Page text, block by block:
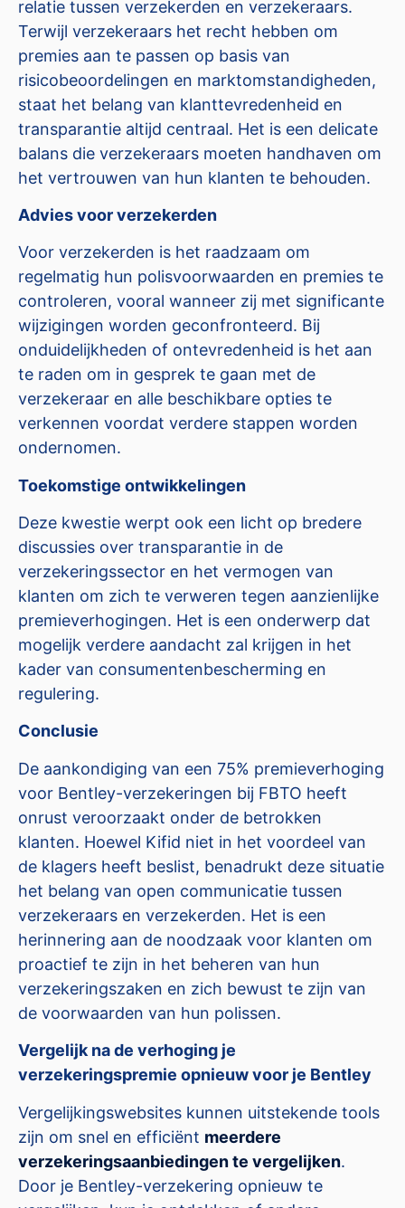
relatie tussen verzekerden en verzekeraars.
Terwijl verzekeraars het recht hebben om
premies aan te passen op basis van
risicobeoordelingen en marktomstandigheden,
staat het belang van klanttevredenheid en
transparantie altijd centraal. Het is een delicate
balans die verzekeraars moeten handhaven om
het vertrouwen van hun klanten te behouden.
Advies voor verzekerden
Voor verzekerden is het raadzaam om
regelmatig hun polisvoorwaarden en premies te
controleren, vooral wanneer zij met significante
wijzigingen worden geconfronteerd. Bij
onduidelijkheden of ontevredenheid is het aan
te raden om in gesprek te gaan met de
verzekeraar en alle beschikbare opties te
verkennen voordat verdere stappen worden
ondernomen.
Toekomstige ontwikkelingen
Deze kwestie werpt ook een licht op bredere
discussies over transparantie in de
verzekeringssector en het vermogen van
klanten om zich te verweren tegen aanzienlijke
premieverhogingen. Het is een onderwerp dat
mogelijk verdere aandacht zal krijgen in het
kader van consumentenbescherming en
regulering.
Conclusie
De aankondiging van een 75% premieverhoging
voor Bentley-verzekeringen bij FBTO heeft
onrust veroorzaakt onder de betrokken
klanten. Hoewel Kifid niet in het voordeel van
de klagers heeft beslist, benadrukt deze situatie
het belang van open communicatie tussen
verzekeraars en verzekerden. Het is een
herinnering aan de noodzaak voor klanten om
proactief te zijn in het beheren van hun
verzekeringszaken en zich bewust te zijn van
de voorwaarden van hun polissen.
Vergelijk na de verhoging je
verzekeringspremie opnieuw voor je Bentley
Vergelijkingswebsites kunnen uitstekende tools
zijn om snel en efficiënt meerdere
verzekeringsaanbiedingen te vergelijken.
Door je Bentley-verzekering opnieuw te